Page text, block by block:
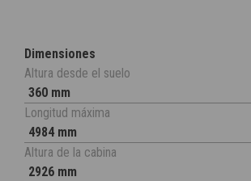
Dimensiones
Altura desde el suelo
360 mm
Longitud máxima
4984 mm
Altura de la cabina
2926 mm